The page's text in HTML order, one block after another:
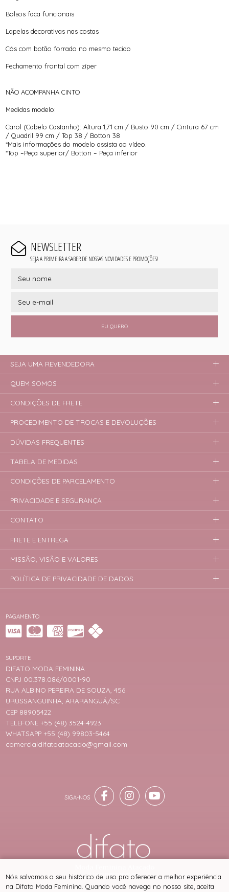
Bolsos faca funcionais
Lapelas decorativas nas costas
Cós com botão forrado no mesmo tecido
Fechamento frontal com zíper
NÃO ACOMPANHA CINTO
Medidas modelo:
Carol (Cabelo Castanho): Altura 1,71 cm / Busto 90 cm / Cintura 67 cm
/ Quadril 99 cm / Top 38 / Botton 38
*Mais informações do modelo assista ao vídeo.
*Top –Peça superior/ Botton – Peça inferior
NEWSLETTER
SEJA A PRIMEIRA A SABER DE NOSSAS NOVIDADES E PROMOÇÕES!
EU QUERO
PAGAMENTO
SUPORTE
DIFATO MODA FEMININA
CNPJ 00.378.086/0001-90
RUA ALBINO PEREIRA DE SOUZA, 456
URUSSANGUINHA, ARARANGUÁ/SC
CEP 88905422
TELEFONE +55 (48) 3524-4923
WHATSAPP +55 (48) 99803-5464
comercialdifatoatacado@gmail.com
SEJA UMA REVENDEDORA
QUEM SOMOS
CONDIÇÕES DE FRETE
PROCEDIMENTO DE TROCAS E DEVOLUÇÕES
DÚVIDAS FREQUENTES
TABELA DE MEDIDAS
CONDIÇÕES DE PARCELAMENTO
PRIVACIDADE E SEGURANÇA
CONTATO
FRETE E ENTREGA
MISSÃO, VISÃO E VALORES
POLÍTICA DE PRIVACIDADE DE DADOS
® TODOS DIREITOS RESERVADOS
Nós salvamos o seu histórico de uso pra oferecer a melhor experiência
na Difato Moda Feminina. Quando você navega no nosso site, aceita